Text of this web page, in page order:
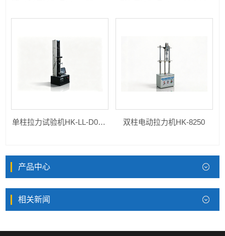
单柱拉力试验机HK-LL-D01-D50 双柱电动拉力机HK-8250
产品中心
相关新闻